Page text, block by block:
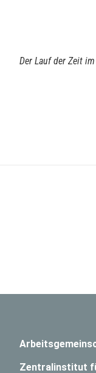
Der Lauf der Zeit
Zentralinstitut